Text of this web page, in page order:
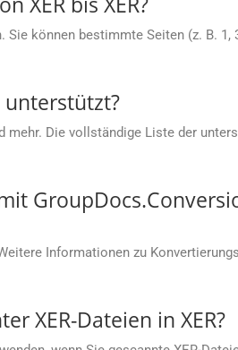
können bestimmte Seiten (z. B. 1,
unterstützt?
mehr. Die vollständige Liste der
Informationen zu
XER-Dateien in XER?